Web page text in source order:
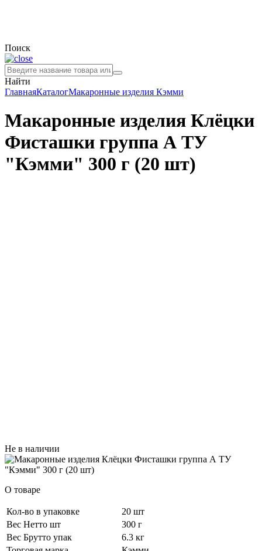
Поиск
Найти
ГлавнаяКаталогМакаронные изделия Кэмми
Макаронные изделия Клёцки
Фисташки группа А ТУ
"Кэмми" 300 г (20 шт)
Не в наличии
О товаре
Кол-во в упаковке
20 шт
Вес Нетто шт
300 г
Вес Брутто упак
6.3 кг